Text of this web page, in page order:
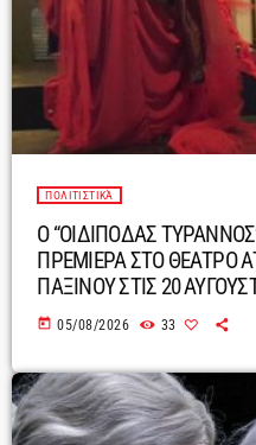
ΠΟΛΙΤΙΣΤΙΚΆ
Ο “ΟΙΔΙΠΟΔΑΣ
ΠΡΕΜΙΕΡΑ ΣΤΟ ΘΕΑΤΡΟ
ΠΑΞΙΝΟΥ ΣΤΙΣ 20
today 05/08/2026 33